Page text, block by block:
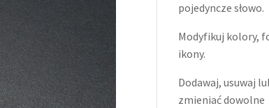
pojedyncze słowo.
Modyfikuj kolory,
ikony.
Dodawaj, usuwaj
zmieniać dowolne